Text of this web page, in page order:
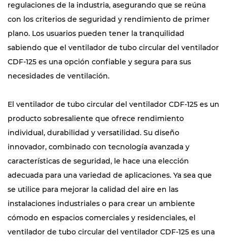
regulaciones de la industria, asegurando que se reúna
con los criterios de seguridad y rendimiento de primer
plano. Los usuarios pueden tener la tranquilidad
sabiendo que el ventilador de tubo circular del ventilador
CDF-125 es una opción confiable y segura para sus
necesidades de ventilación.
El ventilador de tubo circular del ventilador CDF-125 es un
producto sobresaliente que ofrece rendimiento
individual, durabilidad y versatilidad. Su diseño
innovador, combinado con tecnología avanzada y
características de seguridad, le hace una elección
adecuada para una variedad de aplicaciones. Ya sea que
se utilice para mejorar la calidad del aire en las
instalaciones industriales o para crear un ambiente
cómodo en espacios comerciales y residenciales, el
ventilador de tubo circular del ventilador CDF-125 es una